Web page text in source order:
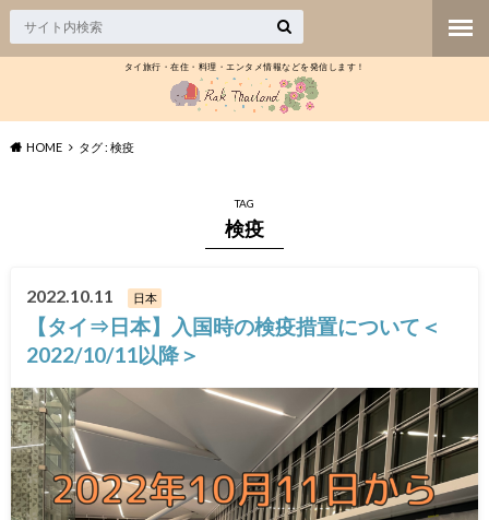
タイ旅行・在住・料理・エンタメ情報などを発信します！
HOME タグ : 検疫
TAG
検疫
2022.10.11 日本
【タイ⇒日本】入国時の検疫措置について＜
2022/10/11以降＞